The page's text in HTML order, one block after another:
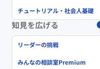
チュートリアル・社会人基礎
知見を広げる
リーダーの挑戦
みんなの相談室Premium